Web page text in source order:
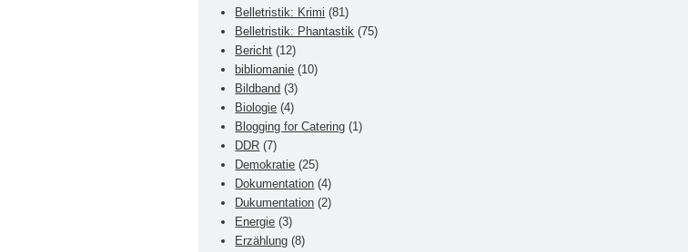
Belletristik: Krimi (81)
Belletristik: Phantastik (75)
Bericht (12)
bibliomanie (10)
Bildband (3)
Biologie (4)
Blogging for Catering (1)
DDR (7)
Demokratie (25)
Dokumentation (4)
Dukumentation (2)
Energie (3)
Erzählung (8)